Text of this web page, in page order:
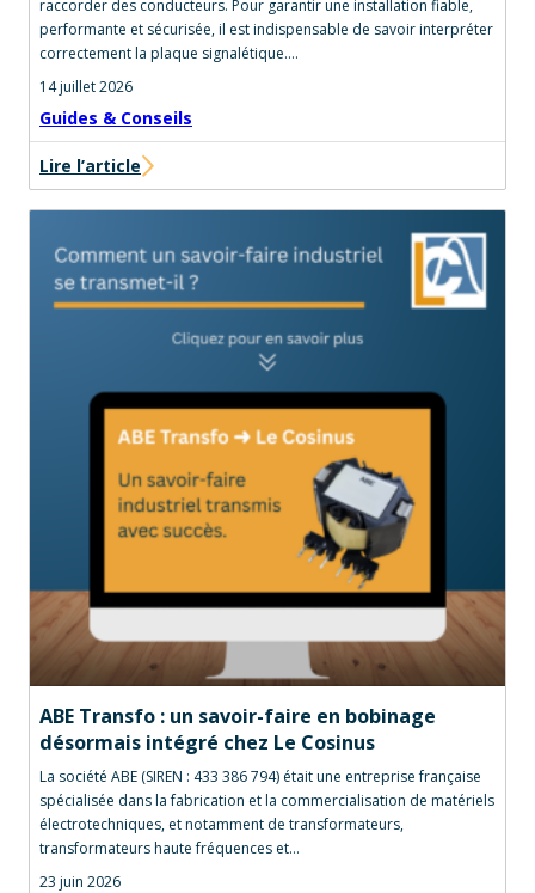
raccorder des conducteurs. Pour garantir une installation fiable,
performante et sécurisée, il est indispensable de savoir interpréter
correctement la plaque signalétique.…
14 juillet 2026
Guides & Conseils
Lire l’article
ABE Transfo : un savoir-faire en bobinage
désormais intégré chez Le Cosinus
La société ABE (SIREN : 433 386 794) était une entreprise française
spécialisée dans la fabrication et la commercialisation de matériels
électrotechniques, et notamment de transformateurs,
transformateurs haute fréquences et…
23 juin 2026